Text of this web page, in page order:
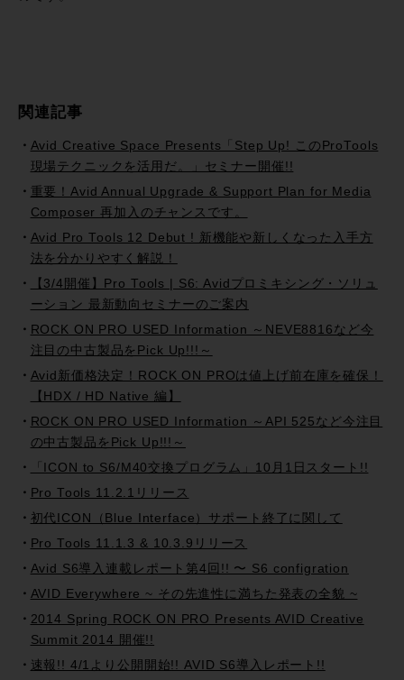
関連記事
Avid Creative Space Presents「Step Up! このProTools
現場テクニックを活用だ。」セミナー開催!!
重要！Avid Annual Upgrade & Support Plan for Media
Composer 再加入のチャンスです。
Avid Pro Tools 12 Debut ! 新機能や新しくなった入手方
法を分かりやすく解説！
【3/4開催】Pro Tools | S6: Avidプロミキシング・ソリュ
ーション 最新動向セミナーのご案内
ROCK ON PRO USED Information ～NEVE8816など今
注目の中古製品をPick Up!!!～
Avid新価格決定！ROCK ON PROは値上げ前在庫を確保！
【HDX / HD Native 編】
ROCK ON PRO USED Information ～API 525など今注目
の中古製品をPick Up!!!～
「ICON to S6/M40交換プログラム」10月1日スタート!!
Pro Tools 11.2.1リリース
初代ICON（Blue Interface）サポート終了に関して
Pro Tools 11.1.3 & 10.3.9リリース
Avid S6導入連載レポート第4回!! 〜 S6 configration
AVID Everywhere ~ その先進性に満ちた発表の全貌 ~
2014 Spring ROCK ON PRO Presents AVID Creative
Summit 2014 開催!!
速報!! 4/1より公開開始!! AVID S6導入レポート!!